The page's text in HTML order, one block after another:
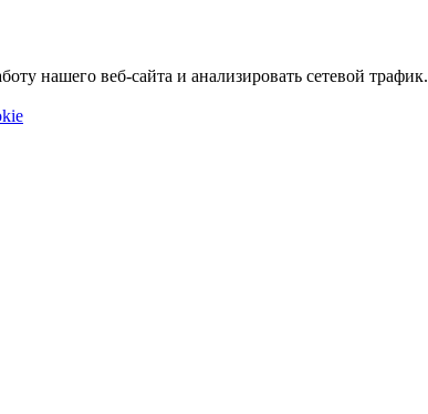
нашего веб-сайта и анализировать сетевой трафик.